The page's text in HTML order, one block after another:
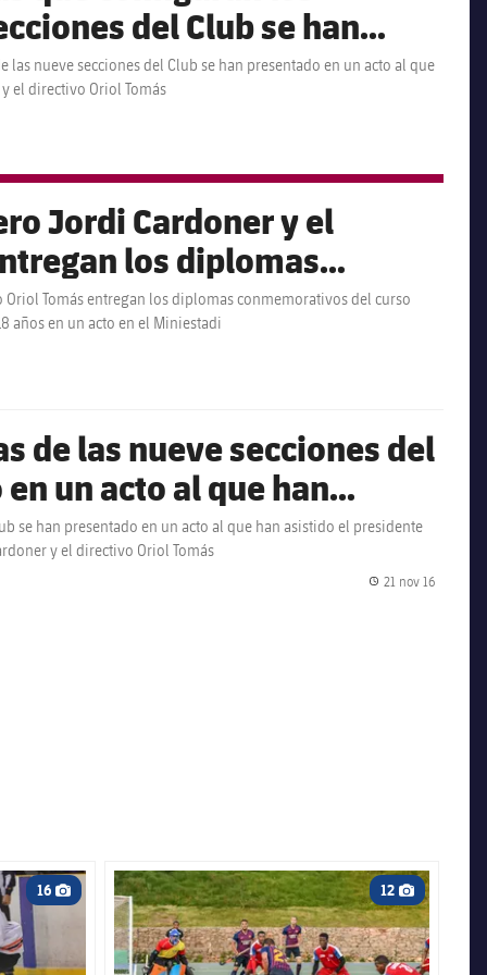
del Club se han
que han asistido el
Cardoner y el
nueve secciones del Club se han presentado en un acto al que
el directivo Oriol Tomás
Jordi Cardoner y el
los diplomas
2016/17 a todos los
6 y 18 años en un
Tomás entregan los diplomas conmemorativos del curso
años en un acto en el Miniestadi
de las nueve secciones del
un acto al que han
M. Bartomeu, el
Cardoner y el
se han presentado en un acto al que han asistido el presidente
y el directivo Oriol Tomás
Fecha
21 nov 16
16
Icono de cámara
FC Barcelona club badge 12
Icono de